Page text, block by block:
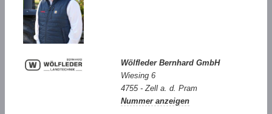
Wölfleder Bernhard GmbH
Wiesing 6
4755 - Zell a. d. Pram
Nummer anzeigen